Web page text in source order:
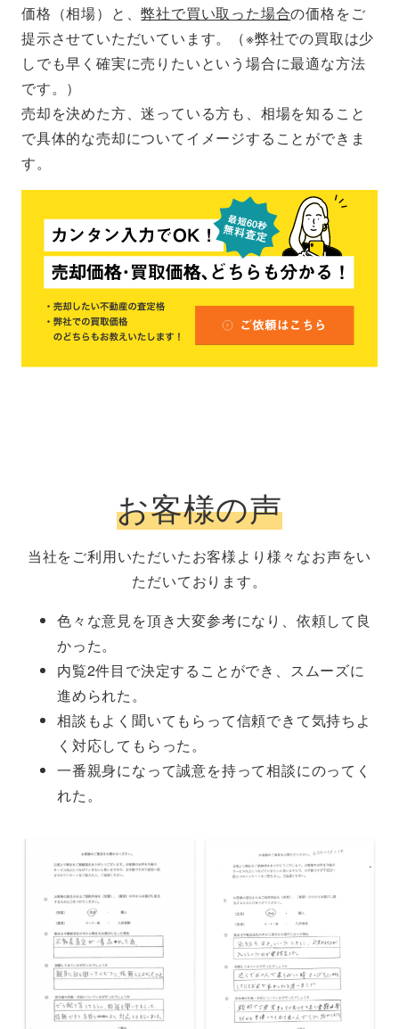
価格（相場）と、弊社で買い取った場合の価格をご
提示させていただいています。（※弊社での買取は少
しでも早く確実に売りたいという場合に最適な方法
です。）
売却を決めた方、迷っている方も、相場を知ること
で具体的な売却についてイメージすることができま
す。
お客様の声
当社をご利用いただいたお客様より様々なお声をい
ただいております。
色々な意見を頂き大変参考になり、依頼して良
かった。
内覧2件目で決定することができ、スムーズに
進められた。
相談もよく聞いてもらって信頼できて気持ちよ
く対応してもらった。
一番親身になって誠意を持って相談にのってく
れた。